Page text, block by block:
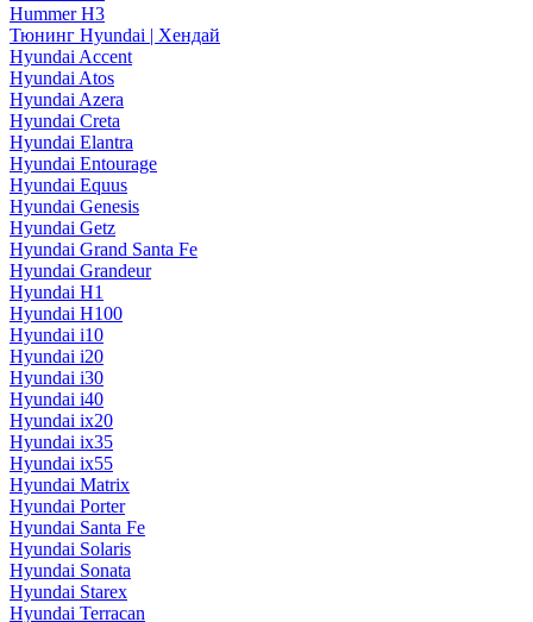
Hummer H3
Тюнинг Hyundai | Хендай
Hyundai Accent
Hyundai Atos
Hyundai Azera
Hyundai Creta
Hyundai Elantra
Hyundai Entourage
Hyundai Equus
Hyundai Genesis
Hyundai Getz
Hyundai Grand Santa Fe
Hyundai Grandeur
Hyundai H1
Hyundai H100
Hyundai i10
Hyundai i20
Hyundai i30
Hyundai i40
Hyundai ix20
Hyundai ix35
Hyundai ix55
Hyundai Matrix
Hyundai Porter
Hyundai Santa Fe
Hyundai Solaris
Hyundai Sonata
Hyundai Starex
Hyundai Terracan